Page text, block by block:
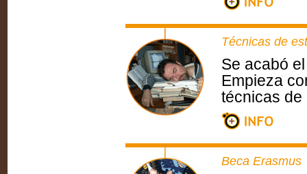
Técnicas de
Se acabó
Empieza
técnicas de
Beca Erasmus